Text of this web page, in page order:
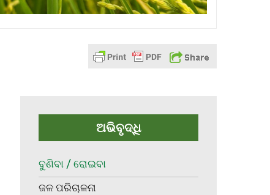
ଅଭିବୃଦ୍ଧି
ବୁଣିବା / ରୋଇବା
ଜଳ ପରିଚାଳନା